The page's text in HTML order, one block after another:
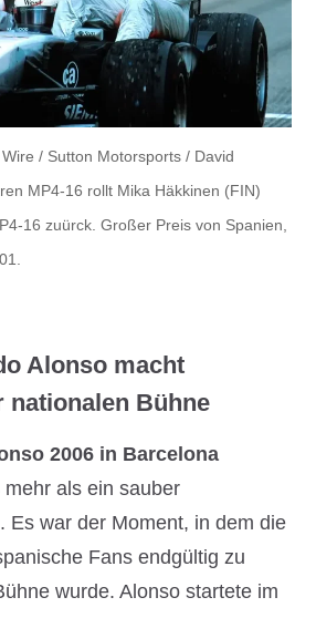
/ Sutton Motorsports / David
MP4-16 rollt Mika Häkkinen (FIN)
16 zuürck. Großer Preis von Spanien,
Alonso macht
nationalen Bühne
2006 in Barcelona
mehr als ein sauber
Es war der Moment, in dem die
Fans endgültig zu
wurde. Alonso startete im